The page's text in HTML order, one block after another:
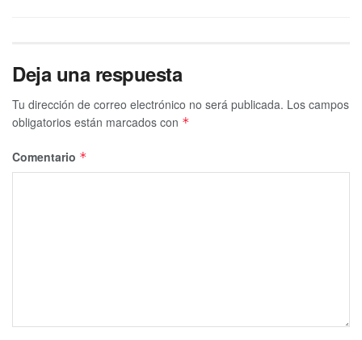
Deja una respuesta
Tu dirección de correo electrónico no será publicada. Los campos
obligatorios están marcados con *
Comentario *